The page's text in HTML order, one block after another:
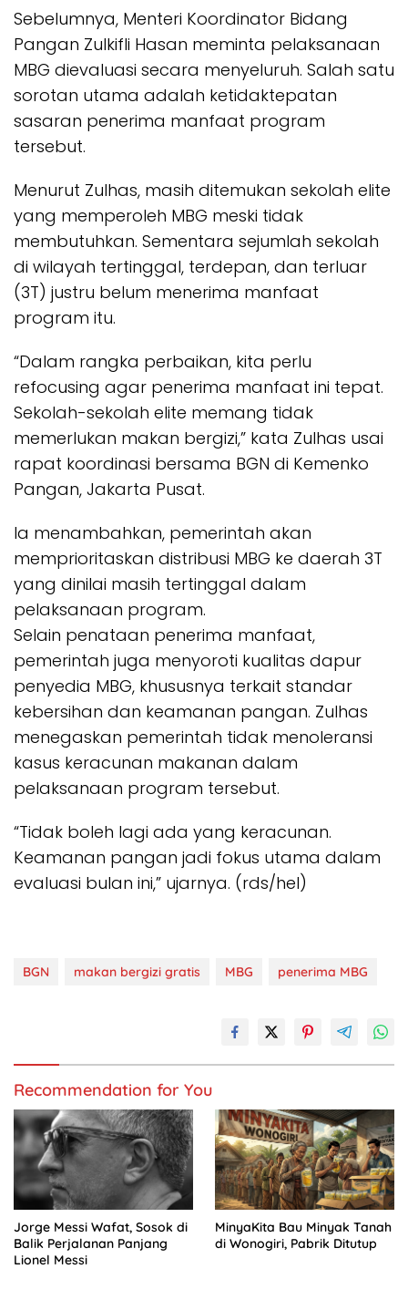
Sebelumnya, Menteri Koordinator Bidang
Pangan Zulkifli Hasan meminta pelaksanaan
MBG dievaluasi secara menyeluruh. Salah satu
sorotan utama adalah ketidaktepatan
sasaran penerima manfaat program
tersebut.
Menurut Zulhas, masih ditemukan sekolah elite
yang memperoleh MBG meski tidak
membutuhkan. Sementara sejumlah sekolah
di wilayah tertinggal, terdepan, dan terluar
(3T) justru belum menerima manfaat
program itu.
“Dalam rangka perbaikan, kita perlu
refocusing agar penerima manfaat ini tepat.
Sekolah-sekolah elite memang tidak
memerlukan makan bergizi,” kata Zulhas usai
rapat koordinasi bersama BGN di Kemenko
Pangan, Jakarta Pusat.
Ia menambahkan, pemerintah akan
memprioritaskan distribusi MBG ke daerah 3T
yang dinilai masih tertinggal dalam
pelaksanaan program.
Selain penataan penerima manfaat,
pemerintah juga menyoroti kualitas dapur
penyedia MBG, khususnya terkait standar
kebersihan dan keamanan pangan. Zulhas
menegaskan pemerintah tidak menoleransi
kasus keracunan makanan dalam
pelaksanaan program tersebut.
“Tidak boleh lagi ada yang keracunan.
Keamanan pangan jadi fokus utama dalam
evaluasi bulan ini,” ujarnya. (rds/hel)
BGN makan bergizi gratis MBG penerima MBG
Recommendation for You
Jorge Messi Wafat, Sosok di
Balik Perjalanan Panjang
Lionel Messi
MinyaKita Bau Minyak Tanah
di Wonogiri, Pabrik Ditutup